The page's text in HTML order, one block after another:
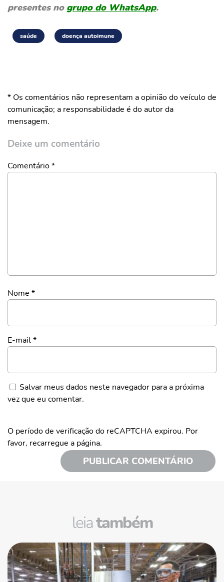
presentes no grupo do WhatsApp.
saúde doença autoimune
* Os comentários não representam a opinião do veículo de
comunicação; a responsabilidade é do autor da
mensagem.
Deixe um comentário
Comentário*
Nome *
E-mail*
Salvar meus dados neste navegador para a próxima
vez que eu comentar.
O período de verificação do reCAPTCHA expirou. Por
favor, recarregue a página.
leiatambém